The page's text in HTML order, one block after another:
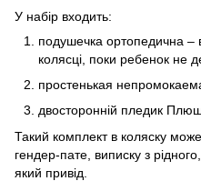
У набір входить:
подушечка ортопедична –
колясці, поки ребенок не
простенькая
двосторонній пледик
Такий комплект в коляску
гендер-пате, виписку з
який привід.